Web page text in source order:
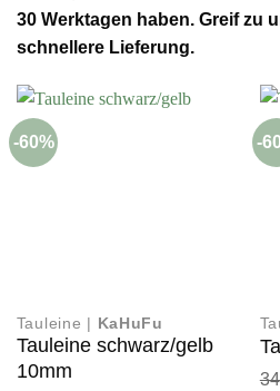
30 Werktagen haben. Greif zu
schnellere Lieferung.
-60%
Tauleine | KaHuFu
Tauleine schwarz/gelb
10mm
-